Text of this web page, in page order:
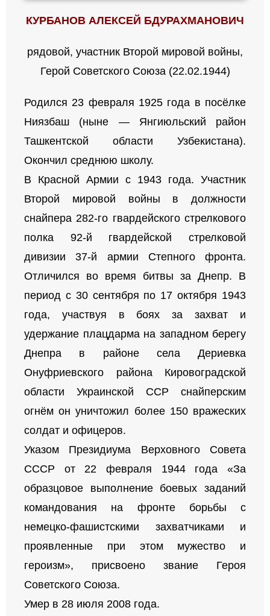
КУРБАНОВ АЛЕКСЕЙ БДУРАХМАНОВИЧ
рядовой, участник Второй мировой войны,
Герой Советского Союза (22.02.1944)
Родился 23 февраля 1925 года в посёлке
Ниязбаш (ныне — Янгиюльский район
Ташкентской области Узбекистана).
Окончил среднюю школу.
В Красной Армии с 1943 года. Участник
Второй мировой войны в должности
снайпера 282-го гвардейского стрелкового
полка 92-й гвардейской стрелковой
дивизии 37-й армии Степного фронта.
Отличился во время битвы за Днепр. В
период с 30 сентября по 17 октября 1943
года, участвуя в боях за захват и
удержание плацдарма на западном берегу
Днепра в районе села Дериевка
Онуфриевского района Кировоградской
области Украинской ССР снайперским
огнём он уничтожил более 150 вражеских
солдат и офицеров.
Указом Президиума Верховного Совета
СССР от 22 февраля 1944 года «За
образцовое выполнение боевых заданий
командования на фронте борьбы с
немецко-фашистскими захватчиками и
проявленные при этом мужество и
героизм», присвоено звание Героя
Советского Союза.
Умер в 28 июля 2008 года.